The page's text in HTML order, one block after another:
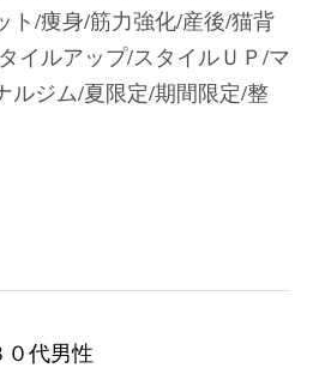
ト/痩身/筋力強化/産後/猫背
イルアップ/スタイルＵＰ/マ
ルジム/夏限定/期間限定/整
０代男性